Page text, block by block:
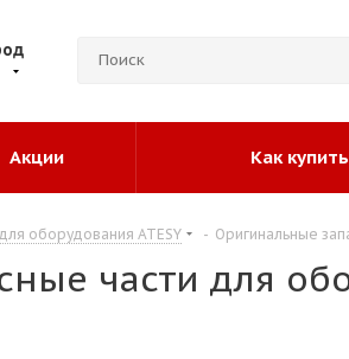
Акции Как купить
оборудования ATESY - Оригинальные
части для